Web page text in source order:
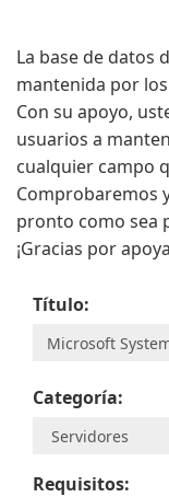
La base de datos
mantenida por
Con su apoyo,
usuarios a
cualquier campo
Comprobaremos
pronto como sea
¡Gracias por
Título:
Categoría:
Requisitos: